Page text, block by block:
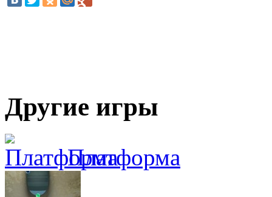
Другие игры
Платформа